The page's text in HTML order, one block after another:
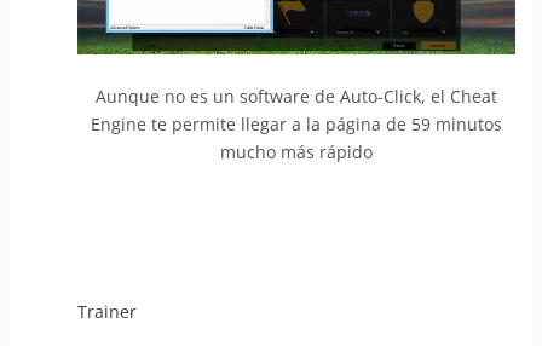
Aunque no es un software de Auto-Click, el Cheat
Engine te permite llegar a la página de 59 minutos
mucho más rápido
Trainer